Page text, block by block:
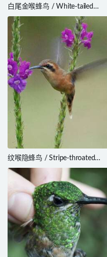
白尾金喉蜂鸟 / White-tailed
Goldenthroat / Polytmus
guainumbi
纹喉隐蜂鸟 / Stripe-throated
Hermit / Phaethornis striigularis